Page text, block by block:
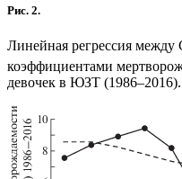
Рис. 2.
Линейная регрессия
коэффициентами
девочек в ЮЗТ (1986–2016).